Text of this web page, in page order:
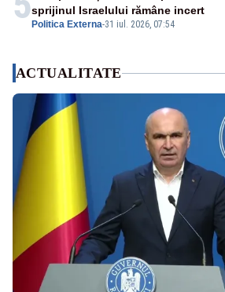
Politica Externa-31 iul. 2026, 07:54
sprijinul Israelului rămâne incert
ACTUALITATE